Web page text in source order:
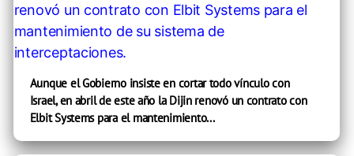
Aunque el Gobierno insiste en cortar todo vínculo con
Israel, en abril de este año la Dijin renovó un contrato con
Elbit Systems para el mantenimiento...